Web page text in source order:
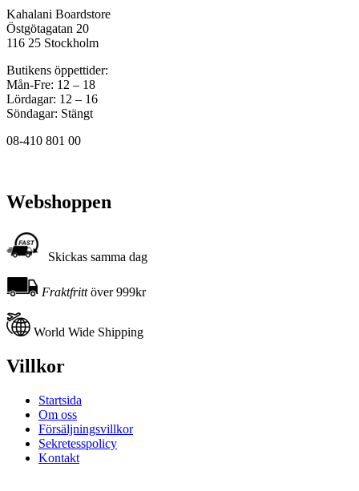
Kahalani Boardstore
Östgötagatan 20
116 25 Stockholm
Butikens öppettider:
Mån-Fre: 12 – 18
Lördagar: 12 – 16
Söndagar: Stängt
08-410 801 00
Webshoppen
Skickas samma dag
Fraktfrittöver 999kr
World Wide Shipping
Villkor
Startsida
Om oss
Försäljningsvillkor
Sekretesspolicy
Kontakt